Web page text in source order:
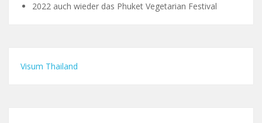
2022 auch wieder das Phuket Vegetarian Festival
Visum Thailand